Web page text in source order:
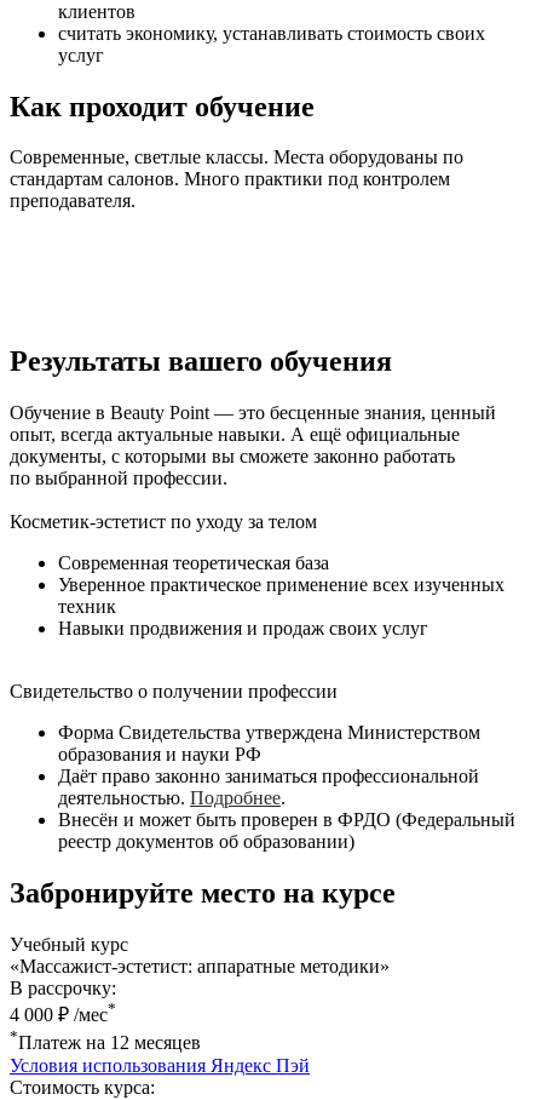
клиентов
считать экономику, устанавливать стоимость своих
услуг
Как проходит обучение
Современные, светлые классы. Места оборудованы по
стандартам салонов. Много практики под контролем
преподавателя.
Результаты вашего обучения
Обучение в Beauty Point — это бесценные знания, ценный
опыт, всегда актуальные навыки. А ещё официальные
документы, с которыми вы сможете законно работать
по выбранной профессии.
Косметик-эстетист по уходу за телом
Современная теоретическая база
Уверенное практическое применение всех изученных
техник
Навыки продвижения и продаж своих услуг
Свидетельство о получении профессии
Форма Свидетельства утверждена Министерством
образования и науки РФ
Даёт право законно заниматься профессиональной
деятельностью. Подробнее.
Внесён и может быть проверен в ФРДО (Федеральный
реестр документов об образовании)
Забронируйте место на курсе
Учебный курс
«Массажист-эстетист: аппаратные методики»
В рассрочку:
4 000 ₽ /мес*
*Платеж на 12 месяцев
Условия использования Яндекс Пэй
Стоимость курса: